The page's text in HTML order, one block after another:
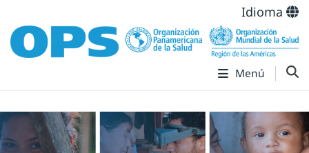
Idioma
Menú